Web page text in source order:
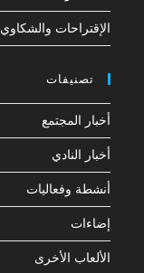
الإقتراحات والشكاوي
تصنيفات
أخبار المجتمع
أخبار النادي
أنشطة وفعاليات
إضاءات
الألعاب الأخرى